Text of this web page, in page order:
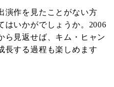
演作を見たことがない方
はいかがでしょうか。2006
ら見返せば、キム・ヒャン
長する過程も楽しめます